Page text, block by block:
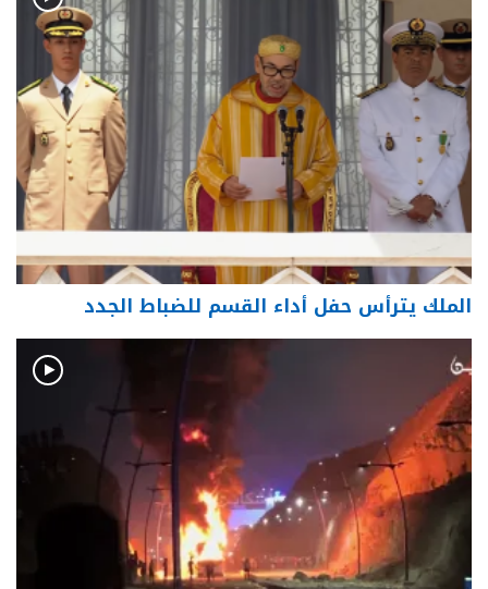
الملك يترأس حفل أداء القسم للضباط الجدد